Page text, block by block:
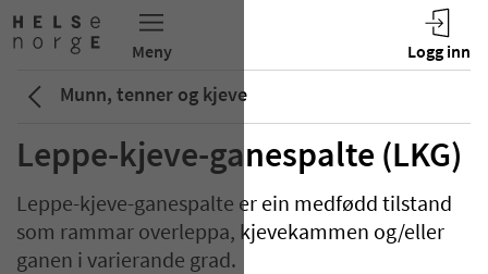
Munn, tenner og kjeve
Leppe-kjeve-ganespalte (LKG)
Leppe-kjeve-ganespalte er ein medfødd tilstand
som rammar overleppa, kjevekammen og/eller
ganen i varierande grad.